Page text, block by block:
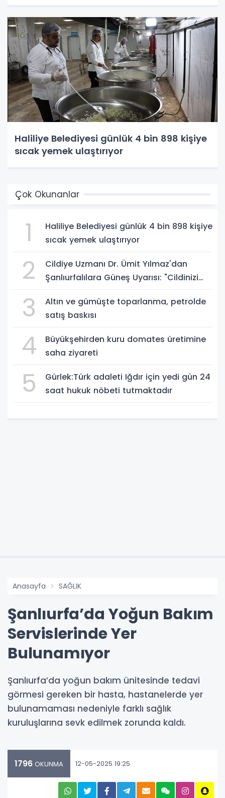
Haliliye Belediyesi günlük 4 bin 898 kişiye
sıcak yemek ulaştırıyor
Çok Okunanlar
1
Haliliye Belediyesi günlük 4 bin 898 kişiye
sıcak yemek ulaştırıyor
2
Cildiye Uzmanı Dr. Ümit Yılmaz'dan
Şanlıurfalılara Güneş Uyarısı: "Cildinizi
3
Altın ve gümüşte toparlanma, petrolde
satış baskısı
4
Büyükşehirden kuru domates üretimine
saha ziyareti
5
Gürlek:Türk adaleti Iğdır için yedi gün 24
saat hukuk nöbeti tutmaktadır
Anasayfa SAĞLIK
Şanlıurfa’da Yoğun Bakım
Servislerinde Yer
Bulunamıyor
Şanlıurfa’da yoğun bakım ünitesinde tedavi
görmesi gereken bir hasta, hastanelerde yer
bulunamaması nedeniyle farklı sağlık
kuruluşlarına sevk edilmek zorunda kaldı.
1796 OKUNMA 12-05-2025 19:25